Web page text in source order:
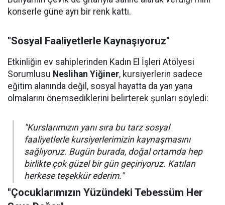
konserle güne ayrı bir renk kattı.
"Sosyal Faaliyetlerle Kaynaşıyoruz"
Etkinliğin ev sahiplerinden Kadın El İşleri Atölyesi
Sorumlusu Neslihan Yiğiner, kursiyerlerin sadece
eğitim alanında değil, sosyal hayatta da yan yana
olmalarını önemsediklerini belirterek şunları söyledi:
"Kurslarımızın yanı sıra bu tarz sosyal
faaliyetlerle kursiyerlerimizin kaynaşmasını
sağlıyoruz. Bugün burada, doğal ortamda hep
birlikte çok güzel bir gün geçiriyoruz. Katılan
herkese teşekkür ederim."
"Çocuklarımızın Yüzündeki Tebessüm Her